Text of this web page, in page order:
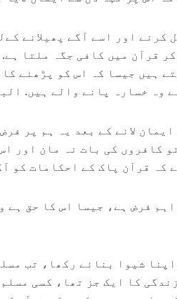
کرنے اور اسے آگے پھیلانے
قرآن میں کافی جگہ ملتا
ہیں جیسا کہ اس کو پڑھنے
خسارہ پانے والے ہیں.
لانے کے بعد یہ ہم پر
کافروں کی بات نہ مان اور
کہ قرآن پاک کے احکامات کو
اہم فرض ہے، جیسا اس کا حق ہے
اپنا شیوا بنائے رکھا، تب
کا ایک جز تھا، کسی مسلم